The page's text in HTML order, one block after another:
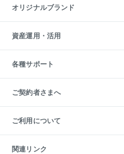
アパート経営
収益物件
ビル購入（ビル一棟）
投資用不動産の売却査定
事業用不動産の売却査定
マンションライブラリー
人気マンションランキング
暮らしに役立つ不動産メディア
不動産相場・不動産価格情報
不動産コラム・ニュース
不動産用語集
不動産なんでもネット相談室
住まいの税金
オリジナルブランド
一棟リノベーションマンション
L`GENTE（ルジェンテ）
区分リノベーションマンション
投資用一棟レジデンスWELL
不動産小口投資
LEGACIA（レガシア）
資産運用・活用
不動産M&A
アセットマネジメント・出資
各種サポート
相続サポート
リフォームサポート
ご契約者さまへ
ご紹介・再契約特典
入居者様専用-各種ご案内（賃貸）
東急こすもす会「こすもすWeb」
ご利用について
金融商品取引について
関連リンク